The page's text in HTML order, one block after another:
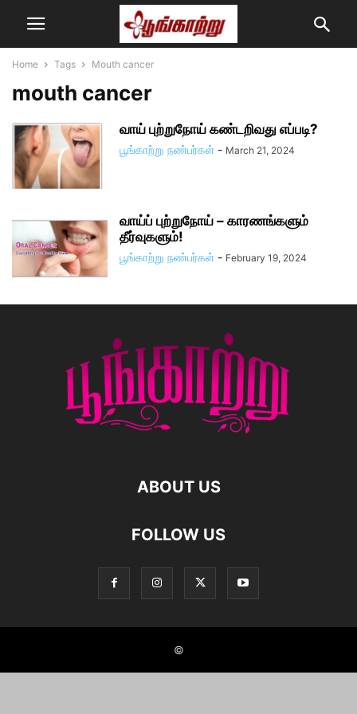
Home Tags Mouth cancer
mouth cancer
வாய் புற்றுநோய் கண்டறிவது எப்படி?
பூங்காற்று நண்பர்கள் - March 21, 2024
வாய்ப் புற்றுநோய் – காரணங்களும்
தீர்வுகளும்!
பூங்காற்று நண்பர்கள் - February 19, 2024
ABOUT US
FOLLOW US
©